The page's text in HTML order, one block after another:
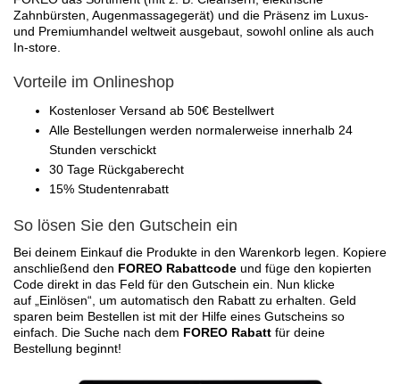
Zahnbürsten, Augenmassagegerät) und die Präsenz im Luxus-
und Premiumhandel weltweit ausgebaut, sowohl online als auch
In-store.
Vorteile im Onlineshop
Kostenloser Versand ab 50€ Bestellwert
Alle Bestellungen werden normalerweise innerhalb 24
Stunden verschickt
30 Tage Rückgaberecht
15% Studentenrabatt
So lösen Sie den Gutschein ein
Bei deinem Einkauf die Produkte in den Warenkorb legen. Kopiere
anschließend den FOREO Rabattcode und füge den kopierten
Code direkt in das Feld für den Gutschein ein. Nun klicke
auf „Einlösen“, um automatisch den Rabatt zu erhalten. Geld
sparen beim Bestellen ist mit der Hilfe eines Gutscheins so
einfach. Die Suche nach dem FOREO Rabatt für deine
Bestellung beginnt!